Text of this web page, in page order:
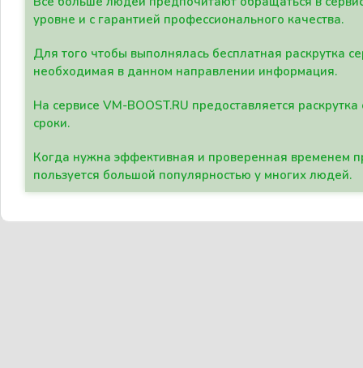
уровне и с гарантией профессионального качества.
Для того чтобы выполнялась бесплатная раскрутка
необходимая в данном направлении информация.
На сервисе VM-BOOST.RU предоставляется
сроки.
Когда нужна эффективная и проверенная временем
пользуется большой популярностью у многих людей.